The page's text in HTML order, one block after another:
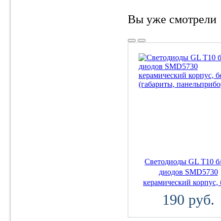
Вы уже смотрели
Светодиоды GL T10
диодов SMD5730
керамический корпус,
190 руб.